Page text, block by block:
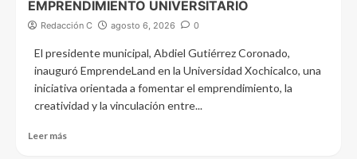
EMPRENDIMIENTO UNIVERSITARIO
Redacción C agosto 6, 2026 0
El presidente municipal, Abdiel Gutiérrez Coronado,
inauguró EmprendeLand en la Universidad Xochicalco, una
iniciativa orientada a fomentar el emprendimiento, la
creatividad y la vinculación entre...
Leer más